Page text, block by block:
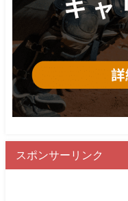
スポンサーリンク